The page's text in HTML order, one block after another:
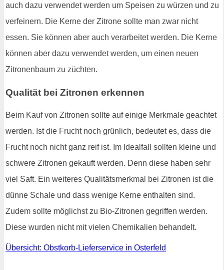
auch dazu verwendet werden um Speisen zu würzen und zu
verfeinern. Die Kerne der Zitrone sollte man zwar nicht
essen. Sie können aber auch verarbeitet werden. Die Kerne
können aber dazu verwendet werden, um einen neuen
Zitronenbaum zu züchten.
Qualität bei Zitronen erkennen
Beim Kauf von Zitronen sollte auf einige Merkmale geachtet
werden. Ist die Frucht noch grünlich, bedeutet es, dass die
Frucht noch nicht ganz reif ist. Im Idealfall sollten kleine und
schwere Zitronen gekauft werden. Denn diese haben sehr
viel Saft. Ein weiteres Qualitätsmerkmal bei Zitronen ist die
dünne Schale und dass wenige Kerne enthalten sind.
Zudem sollte möglichst zu Bio-Zitronen gegriffen werden.
Diese wurden nicht mit vielen Chemikalien behandelt.
Übersicht: Obstkorb-Lieferservice in Osterfeld